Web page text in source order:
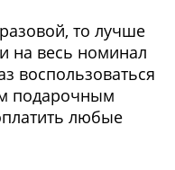
то лучше
на весь номинал
воспользоваться
подарочным
любые